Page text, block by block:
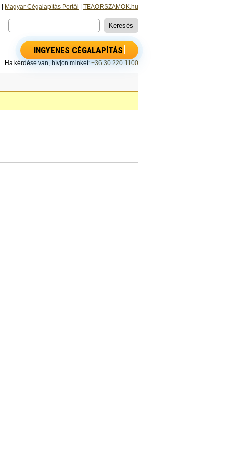
Magyar Cégalapítás Portál TEAORSZAMOK.hu
INGYENES CÉGALAPÍTÁS
Ha kérdése van, hívjon minket: +36 30 220 1100